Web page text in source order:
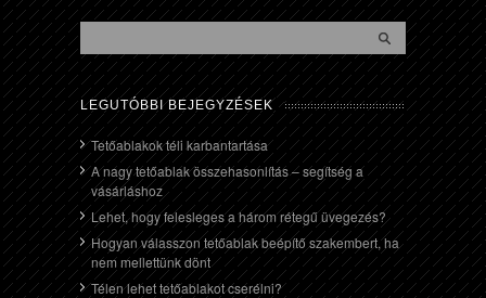
LEGUTÓBBI BEJEGYZÉSEK
Tetőablakok téli karbantartása
A nagy tetőablak összehasonlítás – segítség a
vásárláshoz
Lehet, hogy felesleges a három rétegű üvegezés?
Hogyan válasszon tetőablak beépítő szakembert, ha
nem mellettünk dönt
Télen lehet tetőablakot cserélni?